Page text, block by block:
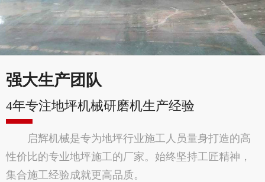
强大生产团队
4年专注地坪机械研磨机生产经验
启辉机械是专为地坪行业施工人员量身打造的高
性价比的专业地坪施工的厂家。始终坚持工匠精神，
集合施工经验成就更高品质。